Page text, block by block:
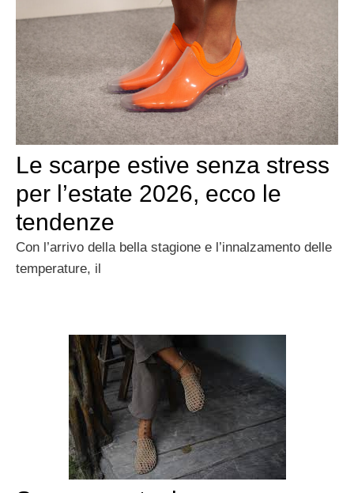
Le scarpe estive senza stress
per l’estate 2026, ecco le
tendenze
Con l’arrivo della bella stagione e l’innalzamento delle
temperature, il